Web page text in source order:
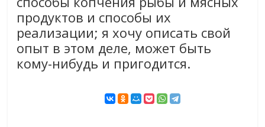
продуктов и способы их
реализации; я хочу описать свой
опыт в этом деле, может быть
кому-нибудь и пригодится.